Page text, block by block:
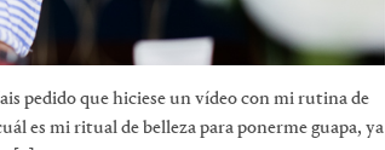
pedido que hiciese un vídeo con mi rutina de
es mi ritual de belleza para ponerme guapa, ya